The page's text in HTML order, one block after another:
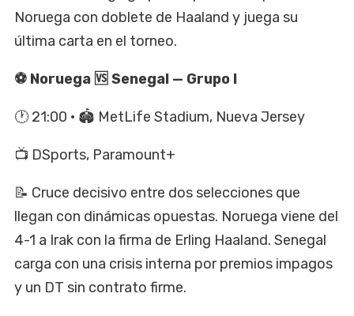
Noruega con doblete de Haaland y juega su
última carta en el torneo.
⚽ Noruega 🆚 Senegal — Grupo I
🕐 21:00 · 🏟️ MetLife Stadium, Nueva Jersey
📺 DSports, Paramount+
📝 Cruce decisivo entre dos selecciones que
llegan con dinámicas opuestas. Noruega viene del
4-1 a Irak con la firma de Erling Haaland. Senegal
carga con una crisis interna por premios impagos
y un DT sin contrato firme.